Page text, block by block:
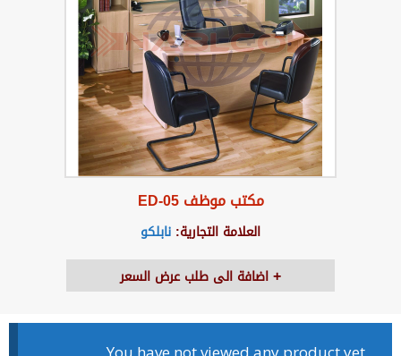
مكتب موظف ED-05
العلامة التجارية: نابلكو
اضافة الى طلب عرض السعر
You have not viewed any product yet.